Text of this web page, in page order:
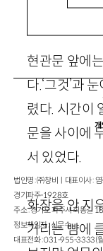
현관문 앞에
다.‘그것’과
렸다. 시간이
문을 사이에
서 있었다.
화장을 안 지
거리는 뺨에
개
법인명 : ㈜창비ㅣ대표이사 :
경기파주-1928호
주소 : 경기도 파주시 회동길
정보책임자 : 신문수
대표전화 : 031-955-3333(